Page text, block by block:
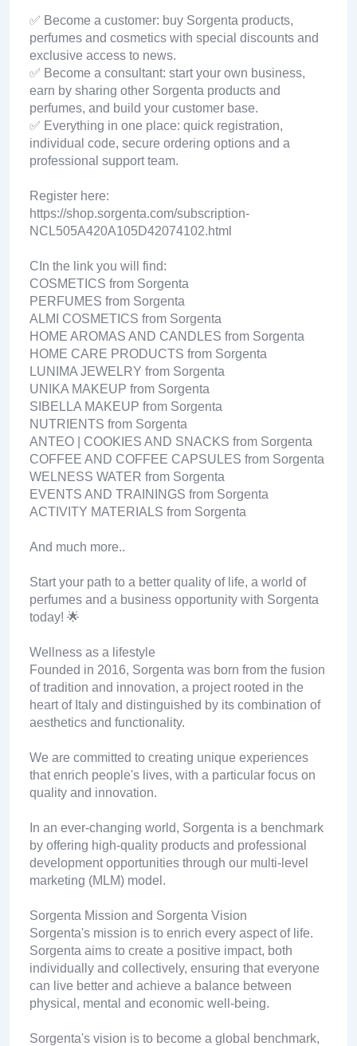
✅ Become a customer: buy Sorgenta products,
perfumes and cosmetics with special discounts and
exclusive access to news.
✅ Become a consultant: start your own business,
earn by sharing other Sorgenta products and
perfumes, and build your customer base.
✅ Everything in one place: quick registration,
individual code, secure ordering options and a
professional support team.
Register here:
https://shop.sorgenta.com/subscription-
NCL505A420A105D42074102.html
CIn the link you will find:
COSMETICS from Sorgenta
PERFUMES from Sorgenta
ALMI COSMETICS from Sorgenta
HOME AROMAS AND CANDLES from Sorgenta
HOME CARE PRODUCTS from Sorgenta
LUNIMA JEWELRY from Sorgenta
UNIKA MAKEUP from Sorgenta
SIBELLA MAKEUP from Sorgenta
NUTRIENTS from Sorgenta
ANTEO | COOKIES AND SNACKS from Sorgenta
COFFEE AND COFFEE CAPSULES from Sorgenta
WELNESS WATER from Sorgenta
EVENTS AND TRAININGS from Sorgenta
ACTIVITY MATERIALS from Sorgenta
And much more..
Start your path to a better quality of life, a world of
perfumes and a business opportunity with Sorgenta
today! 🌟
Wellness as a lifestyle
Founded in 2016, Sorgenta was born from the fusion
of tradition and innovation, a project rooted in the
heart of Italy and distinguished by its combination of
aesthetics and functionality.
We are committed to creating unique experiences
that enrich people's lives, with a particular focus on
quality and innovation.
In an ever-changing world, Sorgenta is a benchmark
by offering high-quality products and professional
development opportunities through our multi-level
marketing (MLM) model.
Sorgenta Mission and Sorgenta Vision
Sorgenta's mission is to enrich every aspect of life.
Sorgenta aims to create a positive impact, both
individually and collectively, ensuring that everyone
can live better and achieve a balance between
physical, mental and economic well-being.
Sorgenta's vision is to become a global benchmark,